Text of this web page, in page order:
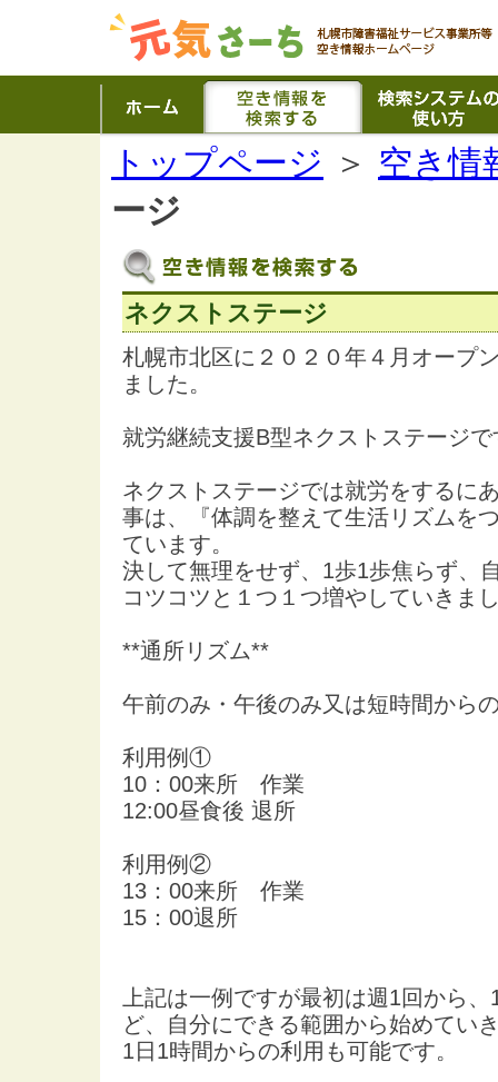
トップページ ＞ 空き情
ージ
ネクストステージ
札幌市北区に２０２０年４月オープ
ました。
就労継続支援B型ネクストステージで
ネクストステージでは就労をするに
事は、『体調を整えて生活リズムを
ています。
決して無理をせず、1歩1歩焦らず、
コツコツと１つ１つ増やしていきま
**通所リズム**
午前のみ・午後のみ又は短時間から
利用例①
10：00来所 作業
12:00昼食後 退所
利用例②
13：00来所 作業
15：00退所
上記は一例ですが最初は週1回から
ど、自分にできる範囲から始めてい
1日1時間からの利用も可能です。